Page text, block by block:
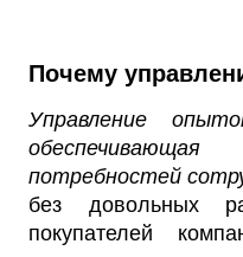
Почему
Управление
потребностей
без довольных
покупателей